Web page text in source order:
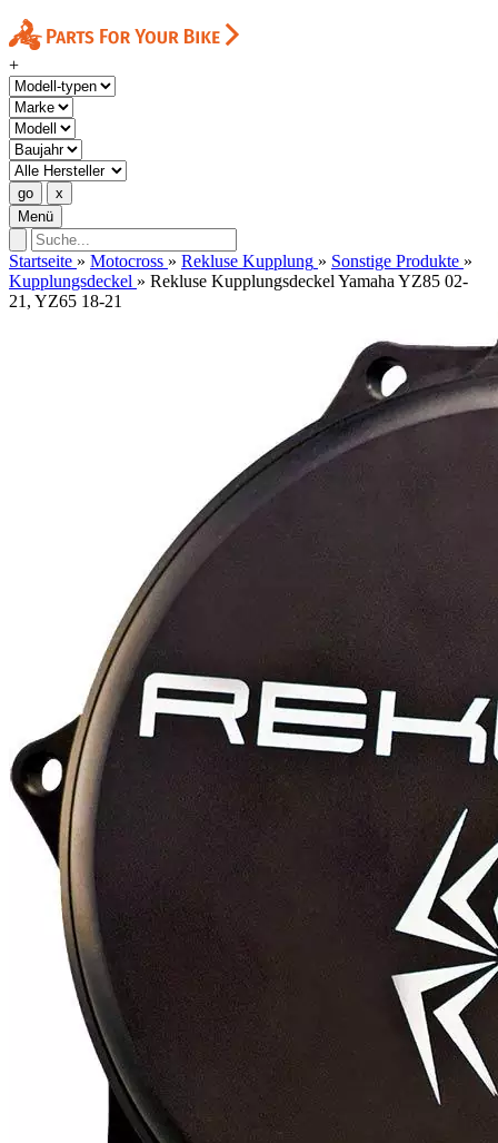
+
Menü
Startseite » Motocross » Rekluse Kupplung » Sonstige Produkte »
Kupplungsdeckel » Rekluse Kupplungsdeckel Yamaha YZ85 02-
21, YZ65 18-21